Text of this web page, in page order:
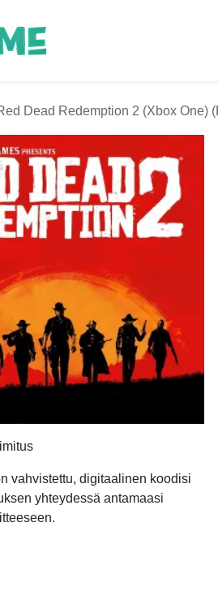
Dead Redemption 2 (Xbox One)
vahvistettu, digitaalinen koodisi
yhteydessä antamaasi